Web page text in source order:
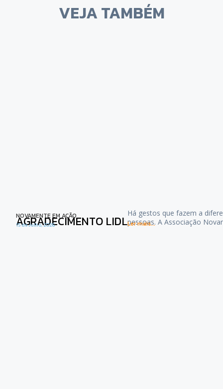
VEJA TAMBÉM
NOVAMENTE EM AÇÃO
AGRADECIMENTO LIDL
15 de Julho, 2026
Há gestos que fazem a
pessoas. A Associação
Ler mais...